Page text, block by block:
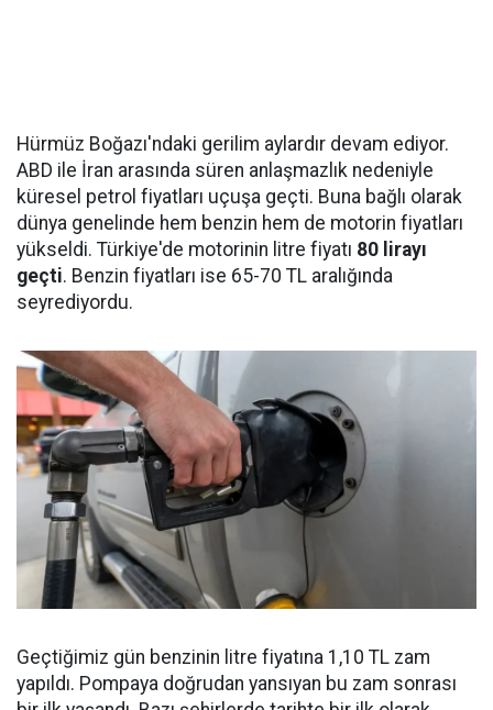
Hürmüz Boğazı'ndaki gerilim aylardır devam ediyor.
ABD ile İran arasında süren anlaşmazlık nedeniyle
küresel petrol fiyatları uçuşa geçti. Buna bağlı olarak
dünya genelinde hem benzin hem de motorin fiyatları
yükseldi. Türkiye'de motorinin litre fiyatı 80 lirayı
geçti. Benzin fiyatları ise 65-70 TL aralığında
seyrediyordu.
Geçtiğimiz gün benzinin litre fiyatına 1,10 TL zam
yapıldı. Pompaya doğrudan yansıyan bu zam sonrası